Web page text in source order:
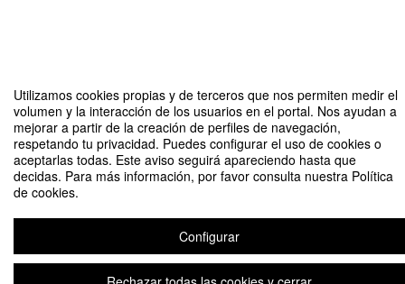
Utilizamos cookies propias y de terceros que nos permiten medir el
volumen y la interacción de los usuarios en el portal. Nos ayudan a
mejorar a partir de la creación de perfiles de navegación,
respetando tu privacidad. Puedes configurar el uso de cookies o
aceptarlas todas. Este aviso seguirá apareciendo hasta que
decidas. Para más información, por favor consulta nuestra Política
de cookies.
Configurar
XXI Jornadas Internacionales de Caridad y Voluntariado
Organizado por UCAM
Contacto Plataforma de organización de eventos Symposium